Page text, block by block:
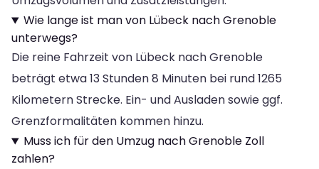
Wie lange ist man von Lübeck nach Grenoble
unterwegs?
Die reine Fahrzeit von Lübeck nach Grenoble
beträgt etwa 13 Stunden 8 Minuten bei rund 1265
Kilometern Strecke. Ein- und Ausladen sowie ggf.
Grenzformalitäten kommen hinzu.
Muss ich für den Umzug nach Grenoble Zoll
zahlen?